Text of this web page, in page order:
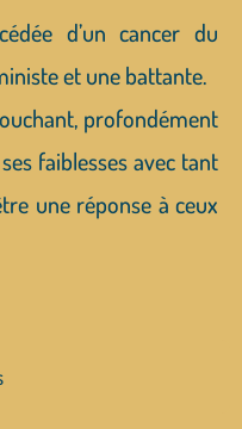
d’un cancer du
et une battante.
profondément
faiblesses avec tant
une réponse à ceux